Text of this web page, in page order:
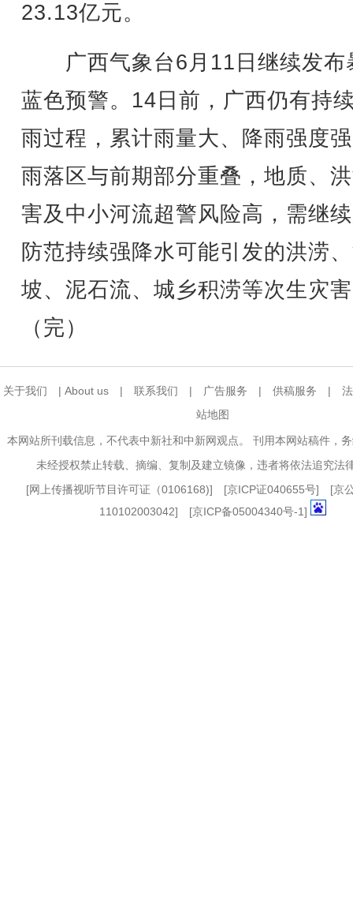
23.13亿元。
广西气象台6月11日继续发布
蓝色预警。14日前，广西仍有持
雨过程，累计雨量大、降雨强度
雨落区与前期部分重叠，地质、
害及中小河流超警风险高，需继
防范持续强降水可能引发的洪涝
坡、泥石流、城乡积涝等次生灾
（完）
关于我们 | About us | 联系我们 | 广告服务 | 供稿服务 |
站地图
本网站所刊载信息，不代表中新社和中新网观点。 刊用本网站稿件，
未经授权禁止转载、摘编、复制及建立镜像，违者将依法追究法
[网上传播视听节目许可证（0106168)] [京ICP证040655号] [京
110102003042] [京ICP备05004340号-1]